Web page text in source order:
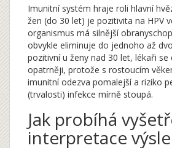
Imunitní systém hraje roli hlavní
žen (do 30 let) je pozitivita na HPV
organismus má silnější
obvykle eliminuje do jednoho až
pozitivní u ženy nad 30 let, lékaři se
opatrněji, protože s rostoucím
imunitní odezva pomalejší a riziko
(trvalosti) infekce mírně stoupá.
Jak probíhá
interpretace